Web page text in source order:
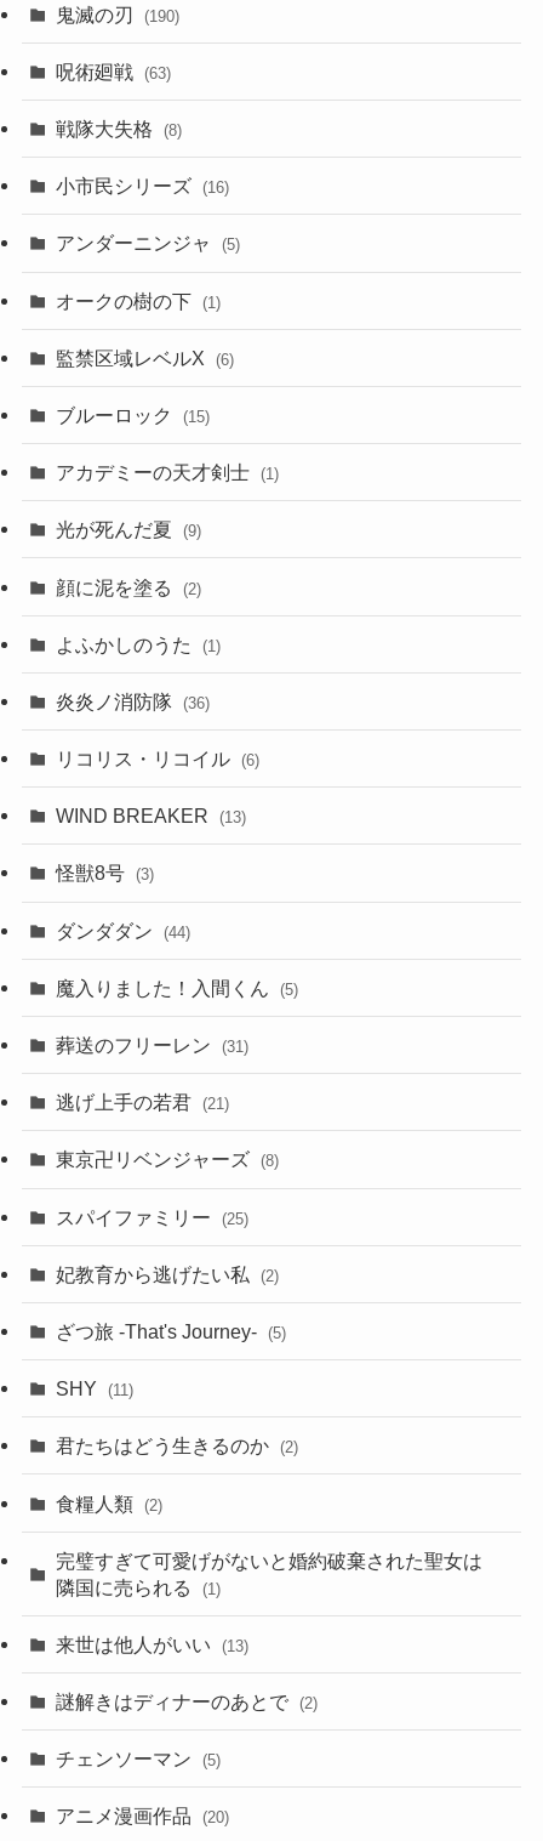
鬼滅の刃 (190)
呪術廻戦 (63)
戦隊大失格 (8)
小市民シリーズ (16)
アンダーニンジャ (5)
オークの樹の下 (1)
監禁区域レベルX (6)
ブルーロック (15)
アカデミーの天才剣士 (1)
光が死んだ夏 (9)
顔に泥を塗る (2)
よふかしのうた (1)
炎炎ノ消防隊 (36)
リコリス・リコイル (6)
WIND BREAKER (13)
怪獣8号 (3)
ダンダダン (44)
魔入りました！入間くん (5)
葬送のフリーレン (31)
逃げ上手の若君 (21)
東京卍リベンジャーズ (8)
スパイファミリー (25)
妃教育から逃げたい私 (2)
ざつ旅 -That's Journey- (5)
SHY (11)
君たちはどう生きるのか (2)
食糧人類 (2)
完璧すぎて可愛げがないと婚約破棄された聖女は
隣国に売られる
(1)
来世は他人がいい (13)
謎解きはディナーのあとで (2)
チェンソーマン (5)
アニメ漫画作品 (20)